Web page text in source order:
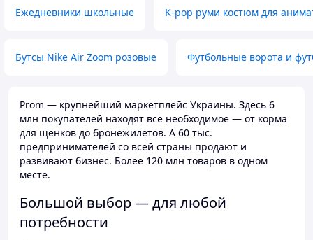
Ежедневники школьные K-pop руми костюм для
Бутсы Nike Air Zoom розовые Футбольные ворота и
Prom — крупнейший маркетплейс Украины. Здесь 6
млн покупателей находят всё необходимое — от корма
для щенков до бронежилетов. А 60 тыс.
предпринимателей со всей страны продают и
развивают бизнес. Более 120 млн товаров в одном
месте.
Большой выбор — для любой
потребности